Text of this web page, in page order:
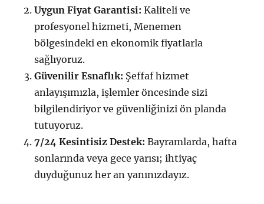
Uygun Fiyat Garantisi: Kaliteli ve
profesyonel hizmeti, Menemen
bölgesindeki en ekonomik fiyatlarla
sağlıyoruz.
Güvenilir Esnaflık: Şeffaf hizmet
anlayışımızla, işlemler öncesinde sizi
bilgilendiriyor ve güvenliğinizi ön planda
tutuyoruz.
7/24 Kesintisiz Destek: Bayramlarda, hafta
sonlarında veya gece yarısı; ihtiyaç
duyduğunuz her an yanınızdayız.